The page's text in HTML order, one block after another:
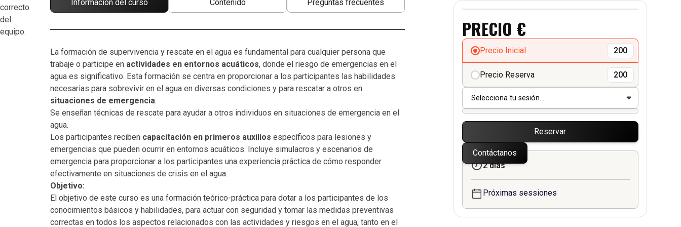
Información del curso Contenido Preguntas frecuentes
La formación de supervivencia y rescate en el agua es fundamental para cualquier persona que
trabaje o participe en actividades en entornos acuáticos, donde el riesgo de emergencias en el
agua es significativo. Esta formación se centra en proporcionar a los participantes las habilidades
necesarias para sobrevivir en el agua en diversas condiciones y para rescatar a otros en
situaciones de emergencia.
Se enseñan técnicas de rescate para ayudar a otros individuos en situaciones de emergencia en el
agua.
Los participantes reciben capacitación en primeros auxilios específicos para lesiones y
emergencias que pueden ocurrir en entornos acuáticos. Incluye simulacros y escenarios de
emergencia para proporcionar a los participantes una experiencia práctica de cómo responder
efectivamente en situaciones de crisis en el agua.
Objetivo:
El objetivo de este curso es una formación teórico-práctica para dotar a los participantes de los
conocimientos básicos y habilidades, para actuar con seguridad y tomar las medidas preventivas
correctas en todos los aspectos relacionados con las actividades y riesgos en el agua, tanto en el
PRECIO €
Precio Inicial 200
Precio Reserva 200
Reservar
Contáctanos
2 días
Próximas sessiones